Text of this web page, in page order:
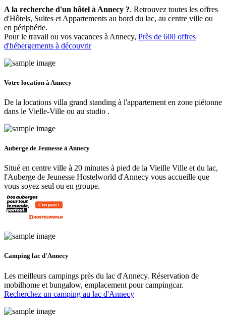
A la recherche d'un hôtel à Annecy ?. Retrouvez toutes les offres
d'Hôtels, Suites et Appartements au bord du lac, au centre ville ou
en périphérie.
Pour le travail ou vos vacances à Annecy, Près de 600 offres
d'hébergements à découvrir
Votre location à Annecy
De la locations villa grand standing à l'appartement en zone piétonne
dans le Vielle-Ville ou au studio .
Auberge de Jeunesse à Annecy
Situé en centre ville à 20 minutes à pied de la Vieille Ville et du lac,
l'Auberge de Jeunesse Hostelworld d'Annecy vous accueille que
vous soyez seul ou en groupe.
Camping lac d'Annecy
Les meilleurs campings près du lac d'Annecy. Réservation de
mobilhome et bungalow, emplacement pour campingcar.
Recherchez un camping au lac d'Annecy